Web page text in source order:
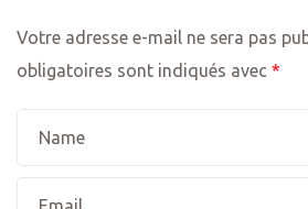
Votre adresse e-mail ne sera pas
obligatoires sont indiqués avec *